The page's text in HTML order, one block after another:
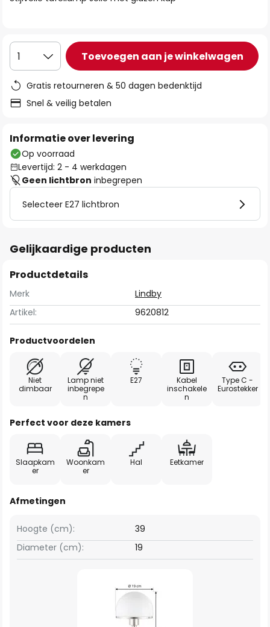
1 Toevoegen aan je winkelwagen
Gratis retourneren & 50 dagen bedenktijd
Snel & veilig betalen
Informatie over levering
Op voorraad
Levertijd: 2 - 4 werkdagen
Geen lichtbron inbegrepen
Selecteer E27 lichtbron
Gelijkaardige producten
Productdetails
Merk
Lindby
Artikel:
9620812
Productvoordelen
Niet
dimbaar
Lamp niet
inbegrepe
n
E27
Kabel
inschakele
n
Type C -
Eurostekker
Perfect voor deze kamers
Slaapkam
er
Woonkam
er
Hal Eetkamer
Afmetingen
Hoogte (cm):
39
Diameter (cm):
19